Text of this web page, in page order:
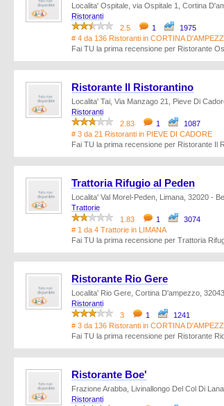
Localita' Ospitale, via Ospitale 1, Cortina
Ristoranti
2.5
1
1975
# 4 da 136 Ristoranti in CORTINA
Fai TU la prima recensione per Ristorante
Ristorante Il Ristorantino
Localita' Tai, Via Manzago 21, Pieve Di
Ristoranti
2.83
1
1087
# 3 da 21 Ristoranti in PIEVE DI CADORE
Fai TU la prima recensione per Ristorante Il
Trattoria Rifugio al Peden
Localita' Val Morel-Peden, Limana, 32020 -
Trattorie
1.83
1
3074
# 1 da 4 Trattorie in LIMANA
Fai TU la prima recensione per Trattoria
Ristorante Rio Gere
Localita' Rio Gere, Cortina D'ampezzo,
Ristoranti
3
1
1241
# 3 da 136 Ristoranti in CORTINA
Fai TU la prima recensione per Ristorante
Ristorante Boe'
Frazione Arabba, Livinallongo Del Col Di
Ristoranti